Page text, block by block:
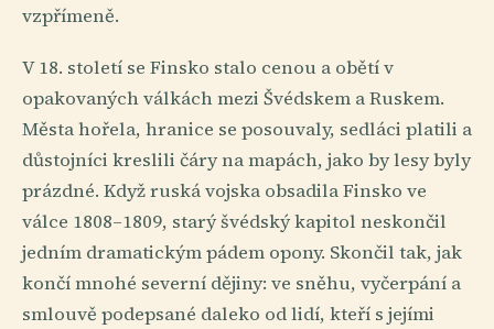
vzpřímeně.
V 18. století se Finsko stalo cenou a obětí v
opakovaných válkách mezi Švédskem a Ruskem.
Města hořela, hranice se posouvaly, sedláci platili a
důstojníci kreslili čáry na mapách, jako by lesy byly
prázdné. Když ruská vojska obsadila Finsko ve
válce 1808–1809, starý švédský kapitol neskončil
jedním dramatickým pádem opony. Skončil tak, jak
končí mnohé severní dějiny: ve sněhu, vyčerpání a
smlouvě podepsané daleko od lidí, kteří s jejími